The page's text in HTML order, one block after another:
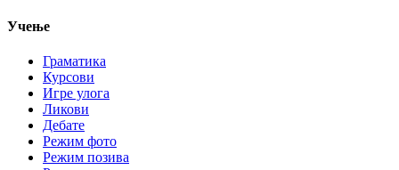
Учење
Граматика
Курсови
Игре улога
Ликови
Дебате
Режим фото
Режим позива